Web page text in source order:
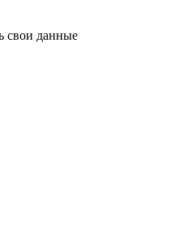
свои данные